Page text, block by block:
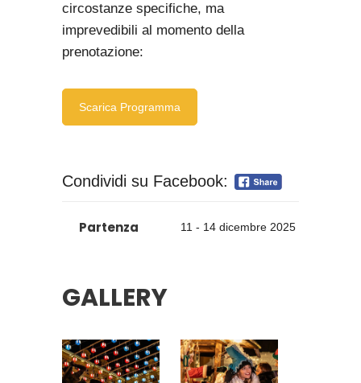
circostanze specifiche, ma
imprevedibili al momento della
prenotazione:
Scarica Programma
Condividi su Facebook:
Partenza 11 - 14 dicembre 2025
GALLERY